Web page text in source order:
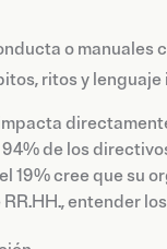
o manuales
ritos y lenguaje
de los
19% cree que
entender